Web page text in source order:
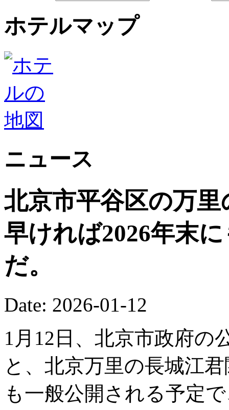
ホテルマップ
ニュース
北京市平谷区の万
早ければ2026年末
だ。
Date: 2026-01-12
1月12日、北京市政府の
と、北京万里の長城江
も一般公開される予定